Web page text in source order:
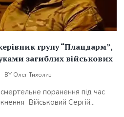
групу “Плацдарм”,
загиблих військових
BY Олег Тихолиз
поранення під час
Військовий Сергій...